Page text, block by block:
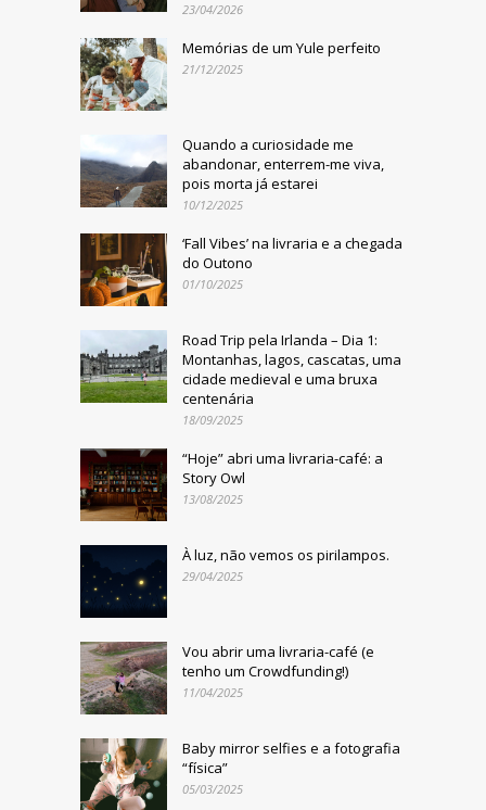
23/04/2026
Memórias de um Yule perfeito
21/12/2025
Quando a curiosidade me
abandonar, enterrem-me viva,
pois morta já estarei
10/12/2025
‘Fall Vibes’ na livraria e a chegada
do Outono
01/10/2025
Road Trip pela Irlanda – Dia 1:
Montanhas, lagos, cascatas, uma
cidade medieval e uma bruxa
centenária
18/09/2025
“Hoje” abri uma livraria-café: a
Story Owl
13/08/2025
À luz, não vemos os pirilampos.
29/04/2025
Vou abrir uma livraria-café (e
tenho um Crowdfunding!)
11/04/2025
Baby mirror selfies e a fotografia
“física”
05/03/2025